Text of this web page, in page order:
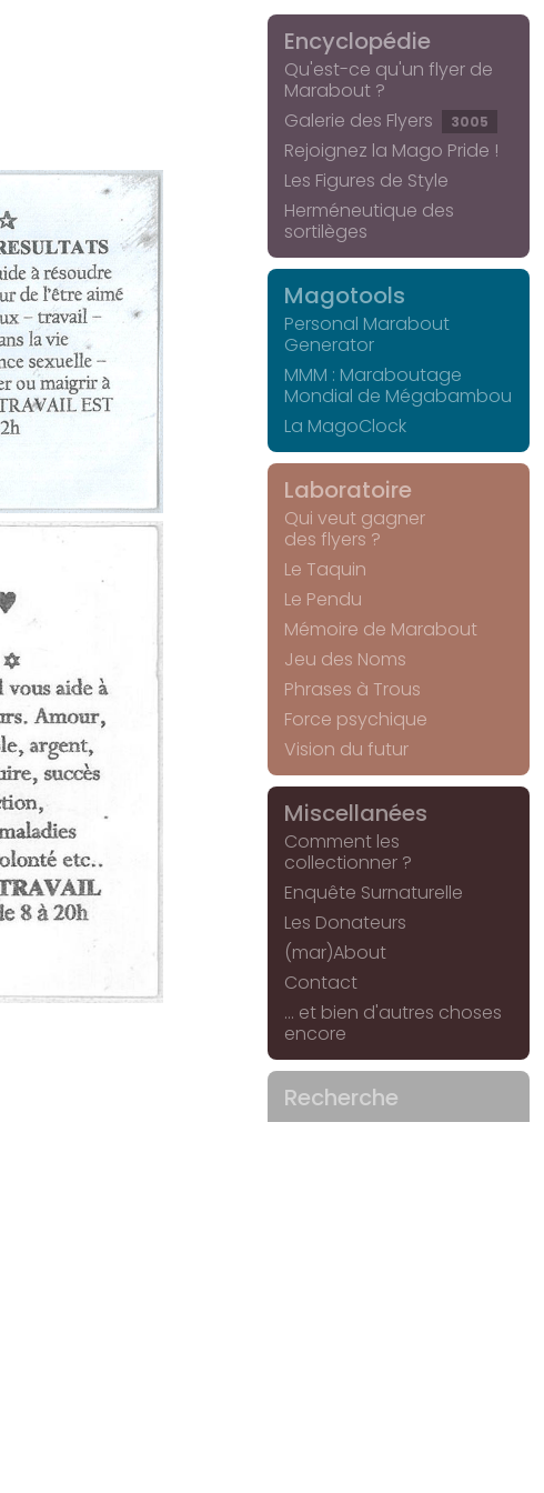
Encyclopédie
Qu'est-ce qu'un flyer de
Marabout ?
Galerie des Flyers
3005
Rejoignez la Mago Pride !
Les Figures de Style
Herméneutique des
sortilèges
Magotools
Personal Marabout
Generator
MMM : Maraboutage
Mondial de Mégabambou
La MagoClock
Laboratoire
Qui veut gagner
des flyers ?
Le Taquin
Le Pendu
Mémoire de Marabout
Jeu des Noms
Phrases à Trous
Force psychique
Vision du futur
Miscellanées
Comment les
collectionner ?
Enquête Surnaturelle
Les Donateurs
(mar)About
Contact
... et bien d'autres choses
encore
Recherche